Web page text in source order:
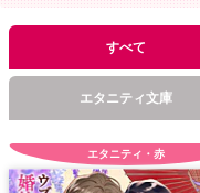
すべて
エタニティ文庫
エタニティ・赤